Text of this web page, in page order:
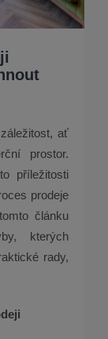
ať
prostor.
příležitosti
prodeje
článku
kterých
rady,